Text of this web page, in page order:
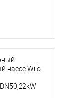
насос Wilo